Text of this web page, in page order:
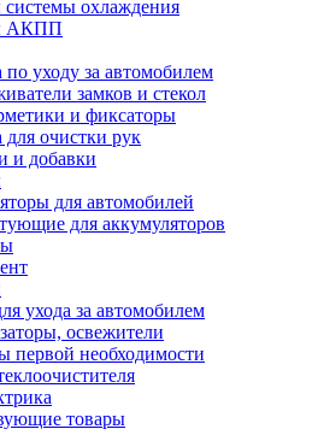
охлаждения
АКПП
по уходу за автомобилем
замков и стекол
и фиксаторы
для очистки рук
и добавки
для автомобилей
для аккумуляторов
ухода за автомобилем
освежители
первой необходимости
товары